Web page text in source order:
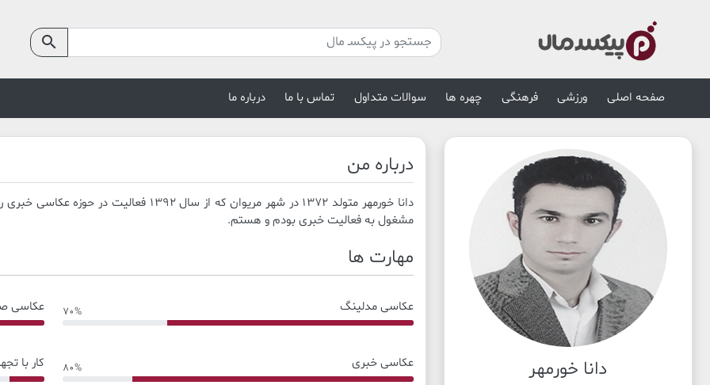
search
صفحه اصلی ورزشی فرهنگی چهره ها سوالات متداول تماس با ما درباره ما
دانا خورمهر
درباره من
دانا خورمهر متولد 1372 در شهر مریوان که از
مشغول به فعالیت خبری بودم و هستم.
مهارت ها
عکاسی مدلینگ 70%
70% Complete
عکاسی
40% Complete
عکاسی خبری 80%
80% Complete
کار با
10% Complete